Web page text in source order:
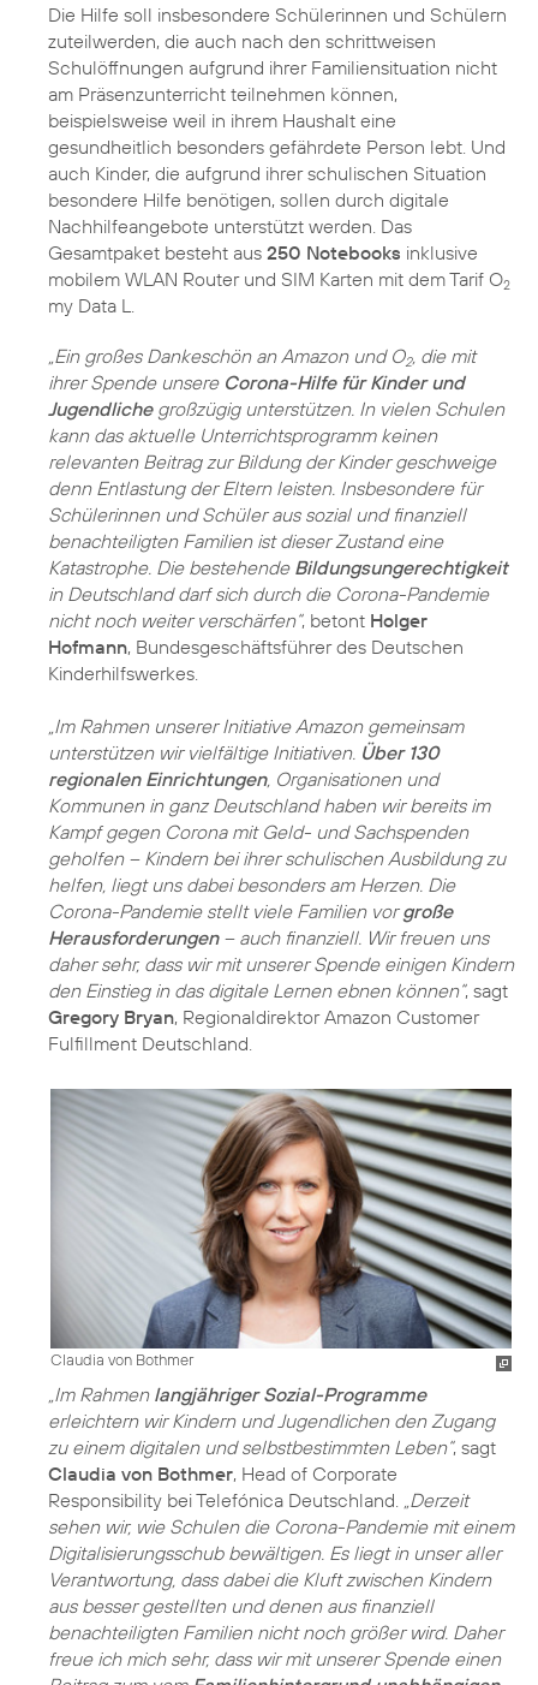
Die Hilfe soll insbesondere Schülerinnen und Schülern
zuteilwerden, die auch nach den schrittweisen
Schulöffnungen aufgrund ihrer Familiensituation nicht
am Präsenzunterricht teilnehmen können,
beispielsweise weil in ihrem Haushalt eine
gesundheitlich besonders gefährdete Person lebt. Und
auch Kinder, die aufgrund ihrer schulischen Situation
besondere Hilfe benötigen, sollen durch digitale
Nachhilfeangebote unterstützt werden. Das
Gesamtpaket besteht aus 250 Notebooks inklusive
mobilem WLAN Router und SIM Karten mit dem Tarif O2
my Data L.
„Ein großes Dankeschön an Amazon und O2, die mit
ihrer Spende unsere Corona-Hilfe für Kinder und
Jugendlichegroßzügig unterstützen. In vielen Schulen
kann das aktuelle Unterrichtsprogramm keinen
relevanten Beitrag zur Bildung der Kinder geschweige
denn Entlastung der Eltern leisten. Insbesondere für
Schülerinnen und Schüler aus sozial und finanziell
benachteiligten Familien ist dieser Zustand eine
Katastrophe. Die bestehende Bildungsungerechtigkeit
in Deutschland darf sich durch die Corona-Pandemie
nicht noch weiter verschärfen“, betont Holger
Hofmann, Bundesgeschäftsführer des Deutschen
Kinderhilfswerkes.
„Im Rahmen unserer Initiative Amazon gemeinsam
unterstützen wir vielfältige Initiativen. Über 130
regionalen Einrichtungen, Organisationen und
Kommunen in ganz Deutschland haben wir bereits im
Kampf gegen Corona mit Geld- und Sachspenden
geholfen – Kindern bei ihrer schulischen Ausbildung zu
helfen, liegt uns dabei besonders am Herzen. Die
Corona-Pandemie stellt viele Familien vorgroße
Herausforderungen– auch finanziell. Wir freuen uns
daher sehr, dass wir mit unserer Spende einigen Kindern
den Einstieg in das digitale Lernen ebnen können“, sagt
Gregory Bryan, Regionaldirektor Amazon Customer
Claudia von Bothmer
„Im Rahmen langjähriger Sozial-Programme
erleichtern wir Kindern und Jugendlichen den Zugang
zu einem digitalen und selbstbestimmten Leben“, sagt
Claudia von Bothmer, Head of Corporate
Responsibility bei Telefónica Deutschland. „Derzeit
sehen wir, wie Schulen die Corona-Pandemie mit einem
Digitalisierungsschub bewältigen. Es liegt in unser aller
Verantwortung, dass dabei die Kluft zwischen Kindern
aus besser gestellten und denen aus finanziell
benachteiligten Familien nicht noch größer wird. Daher
freue ich mich sehr, dass wir mit unserer Spende einen